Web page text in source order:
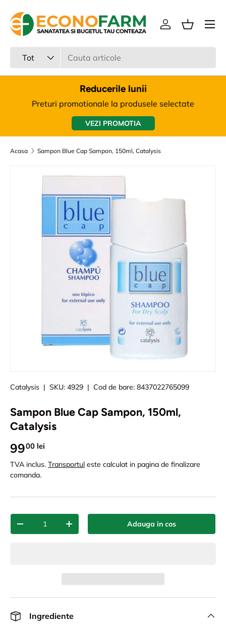
Sari la continut
Tot
Intra in cont
Cos
Meniu
Reducerile lunii
Preturi promotionale la produsele selectate
VEZI PROMOTIA
Acasa Sampon Blue Cap Sampon, 150ml, Catalysis
Catalysis | SKU: 4929 | Cod de bare: 8437022765099
Sampon Blue Cap Sampon, 150ml,
Catalysis
9900 lei
TVA inclus. Transportul este calculat in pagina de finalizare
comanda.
Cant.
-
+ Adauga in cos
Ingrediente